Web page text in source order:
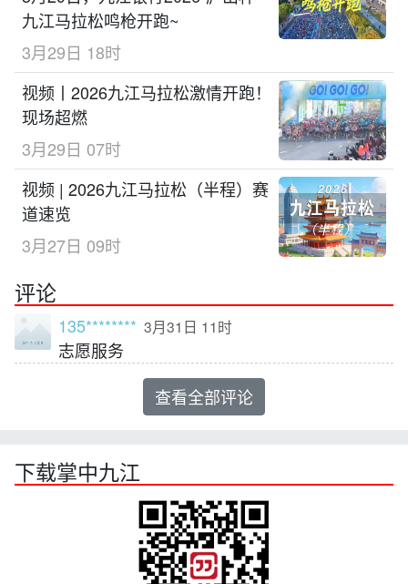
九江马拉松鸣枪开跑~
3月29日 18时
视频丨2026九江马拉松激情开跑！
现场超燃
3月29日 07时
视频 | 2026九江马拉松（半程）赛
道速览
3月27日 09时
评论
135******** 3月31日 11时
志愿服务
查看全部评论
下载掌中九江